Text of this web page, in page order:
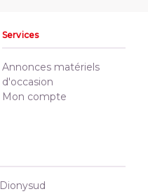
Services
Annonces matériels
d'occasion
Mon compte
Dionysud